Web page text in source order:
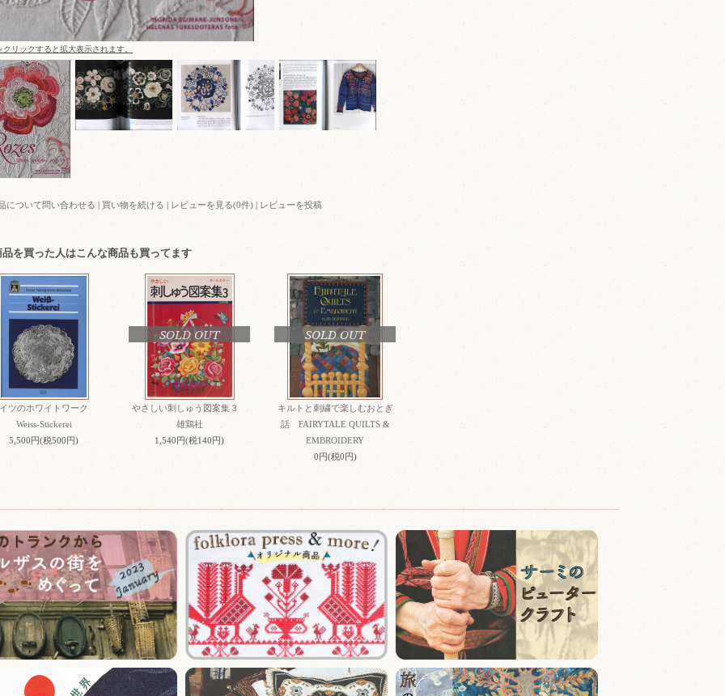
リックすると拡大表示されます。
について問い合わせる | 買い物を続ける | レビューを見る(0件) | レビューを投稿
品を買った人はこんな商品も買ってます
ツのホワイトワーク
Weiss-Stickerei
5,500円(税500円)
SOLD OUT
やさしい刺しゅう図案集３
雄鶏社
1,540円(税140円)
SOLD OUT
キルトと刺繍で楽しむおとぎ
話 FAIRYTALE QUILTS &
EMBROIDERY
0円(税0円)